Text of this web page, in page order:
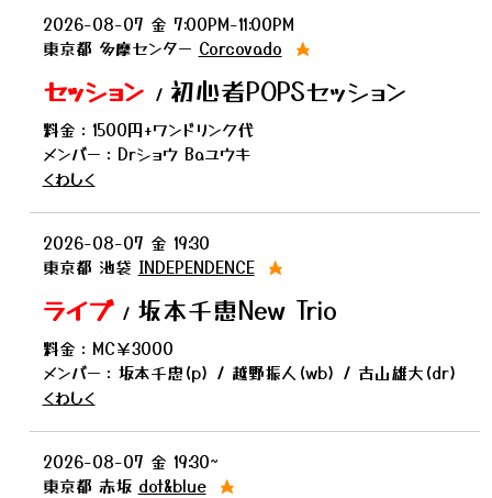
2026-08-07 金 7:00PM-11:00PM
東京都 多摩センター Corcovado ★
セッション / 初心者POPSセッション
料金：1500円+ワンドリンク代
メンバー：Drショウ Baユウキ
くわしく
2026-08-07 金 19:30
東京都 池袋 INDEPENDENCE ★
ライブ / 坂本千恵New Trio
料金：MC￥3000
メンバー：坂本千恵(p) / 越野振人(wb) / 古山雄大(dr)
くわしく
2026-08-07 金 19:30~
東京都 赤坂 dot&blue ★